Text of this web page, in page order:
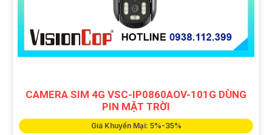
CAMERA SIM 4G VSC-IP0860AOV-101G DÙNG
PIN MẶT TRỜI
Giá Khuyến Mại: 5%-35%